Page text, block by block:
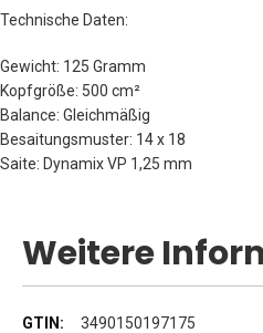
Technische Daten:
Gewicht: 125 Gramm
Kopfgröße: 500 cm²
Balance: Gleichmäßig
Besaitungsmuster: 14 x 18
Saite: Dynamix VP 1,25 mm
Weitere
Weitere
3490150197175